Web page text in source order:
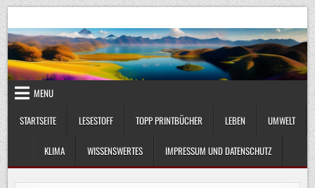
Skip
to
content
UmweltKlima.com
MENU
STARTSEITE
LESESTOFF TOPP PRINTBÜCHER LEBEN UMWELT
KLIMA WISSENSWERTES IMPRESSUM UND DATENSCHUTZ